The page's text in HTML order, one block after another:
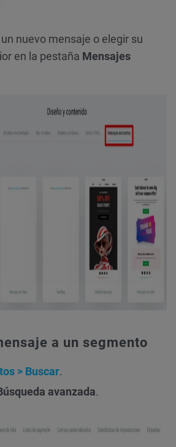
nuevo mensaje o elegir su
en la pestaña Mensajes
a un segmento
> Buscar.
avanzada.